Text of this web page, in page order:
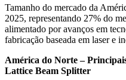
Tamanho do mercado da
2025, representando 27% do
alimentado por avanços em
fabricação baseada em laser e
América do Norte –
Lattice Beam Splitter